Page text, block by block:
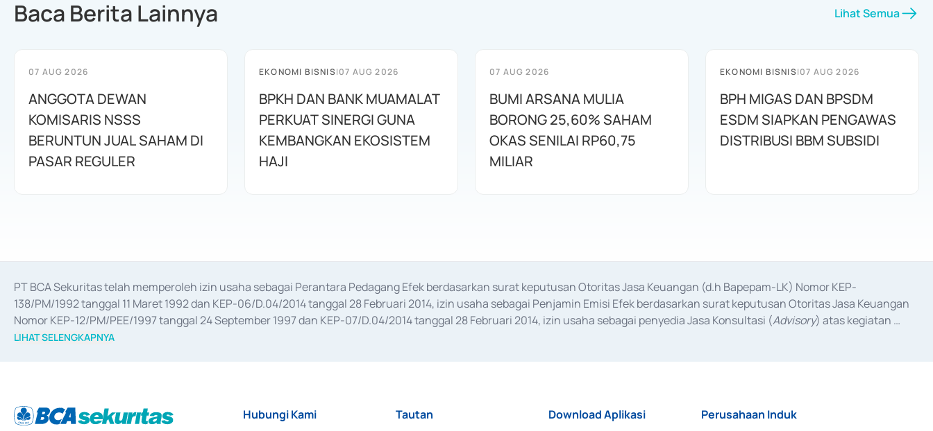
Baca Berita Lainnya Lihat Semua
07 AUG 2026
ANGGOTA DEWAN
KOMISARIS NSSS
BERUNTUN JUAL SAHAM DI
PASAR REGULER
EKONOMI BISNIS|07 AUG 2026
BPKH DAN BANK MUAMALAT
PERKUAT SINERGI GUNA
KEMBANGKAN EKOSISTEM
HAJI
07 AUG 2026
BUMI ARSANA MULIA
BORONG 25,60% SAHAM
OKAS SENILAI RP60,75
MILIAR
EKONOMI BISNIS|07 AUG 2026
BPH MIGAS DAN BPSDM
ESDM SIAPKAN PENGAWAS
DISTRIBUSI BBM SUBSIDI
PT BCA Sekuritas telah memperoleh izin usaha sebagai Perantara Pedagang Efek berdasarkan surat keputusan Otoritas Jasa Keuangan (d.h Bapepam-LK) Nomor KEP-
138/PM/1992 tanggal 11 Maret 1992 dan KEP-06/D.04/2014 tanggal 28 Februari 2014, izin usaha sebagai Penjamin Emisi Efek berdasarkan surat keputusan Otoritas Jasa Keuangan
Nomor KEP-12/PM/PEE/1997 tanggal 24 September 1997 dan KEP-07/D.04/2014 tanggal 28 Februari 2014, izin usaha sebagai penyedia Jasa Konsultasi (Advisory) atas kegiatan
merger, akuisisi, divestasi, dan
LIHAT SELENGKAPNYA
Hubungi Kami Tautan Download Aplikasi Perusahaan Induk